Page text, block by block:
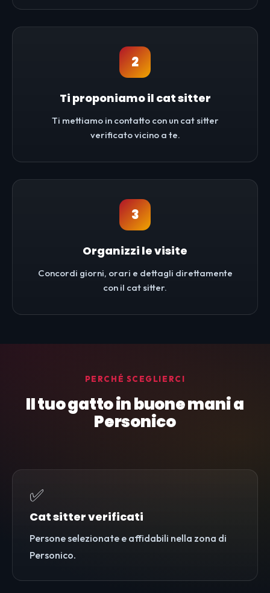
2
Ti proponiamo il cat sitter
Ti mettiamo in contatto con un cat sitter
verificato vicino a te.
3
Organizzi le visite
Concordi giorni, orari e dettagli direttamente
con il cat sitter.
PERCHÉ SCEGLIERCI
Il tuo gatto in buone mani a
Personico
✅
Cat sitter verificati
Persone selezionate e affidabili nella zona di
Personico.